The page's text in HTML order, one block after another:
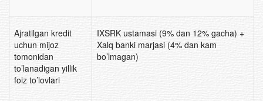
Ajratilgan kredit
uchun mijoz
tomonidan
to’lanadigan yillik
foiz to’lovlari
IXSRK ustamasi (9% dan 12% gacha) +
Xalq banki marjasi (4% dan kam
bo’lmagan)